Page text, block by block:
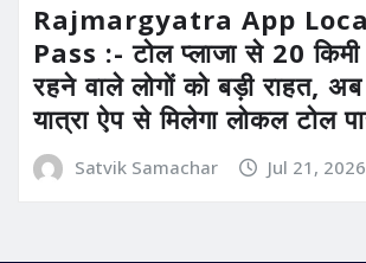
Rajmargyatra App
Pass :- टोल प्लाजा से 20
रहने वाले लोगों को बड़ी राहत, अब
यात्रा ऐप से मिलेगा लोकल टोल
Satvik Samachar Jul 21, 2026